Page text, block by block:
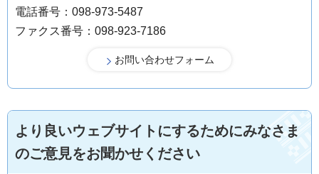
電話番号：098-973-5487
ファクス番号：098-923-7186
より良いウェブサイトにするためにみなさま
のご意見をお聞かせください